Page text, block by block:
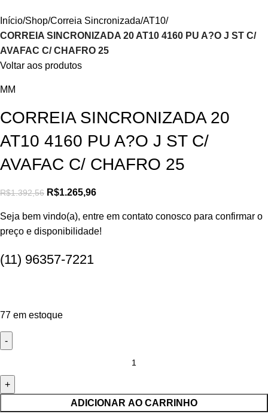
Início Shop Correia Sincronizada AT10
CORREIA SINCRONIZADA 20 AT10 4160 PU A?O J ST C/
AVAFAC C/ CHAFRO 25
Voltar aos produtos
MM
CORREIA SINCRONIZADA 20
AT10 4160 PU A?O J ST C/
AVAFAC C/ CHAFRO 25
R$1.392,56 R$1.265,96
Seja bem vindo(a), entre em contato conosco para confirmar o
preço e disponibilidade!
(11) 96357-7221
77 em estoque
ADICIONAR AO CARRINHO